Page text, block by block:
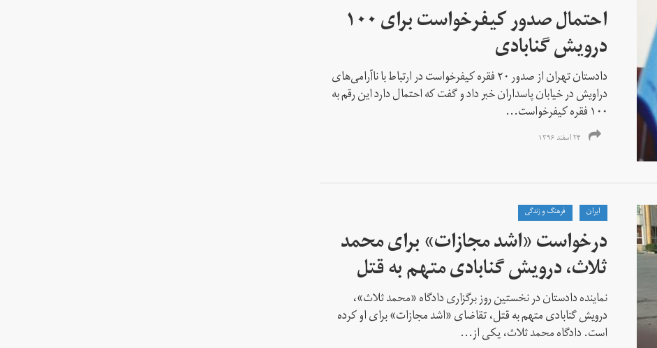
احتمال صدور کیفرخواست برای ۱۰۰
درویش گنابادی
دادستان تهران از صدور ۲۰ فقره کیفرخواست در ارتباط با ناآرامی‌های
دراویش در خیابان پاسداران خبر داد و گفت که احتمال دارد این رقم به
۱۰۰ فقره کیفرخواست...
۲۴ اسفند ۱۳۹۶
ايران فرهنگ و زندگی
درخواست «اشد مجازات» برای محمد
ثلاث، درویش گنابادی متهم به قتل
نماینده دادستان در نخستین روز برگزاری دادگاه «محمد ثلاث»،
درویش گنابادی متهم به قتل، تقاضای «اشد مجازات» برای او کرده
است. دادگاه محمد ثلاث، یکی از...